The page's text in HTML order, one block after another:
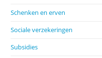
Schenken en erven
Sociale verzekeringen
Subsidies